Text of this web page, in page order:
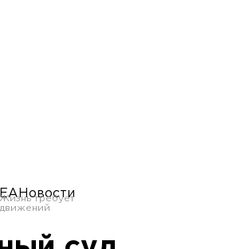
ЕАНовости